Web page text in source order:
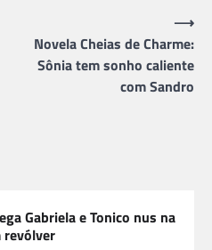
Novela Cheias de Charme:
Sônia tem sonho caliente
com Sandro
⟶
Gabriela e Tonico nus na
revólver